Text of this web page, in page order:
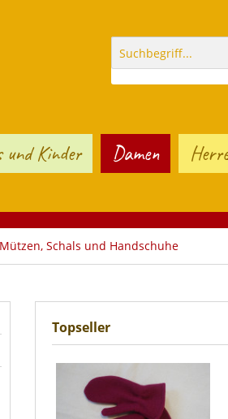
und Kinder Damen
Mützen, Schals und Handschuhe
Topseller